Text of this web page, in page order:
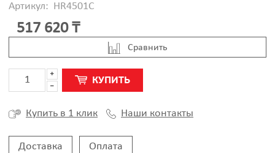
Артикул: HR4501C
517 620 ₸
Cравнить
КУПИТЬ
Купить в 1 клик Наши контакты
Доставка Оплата